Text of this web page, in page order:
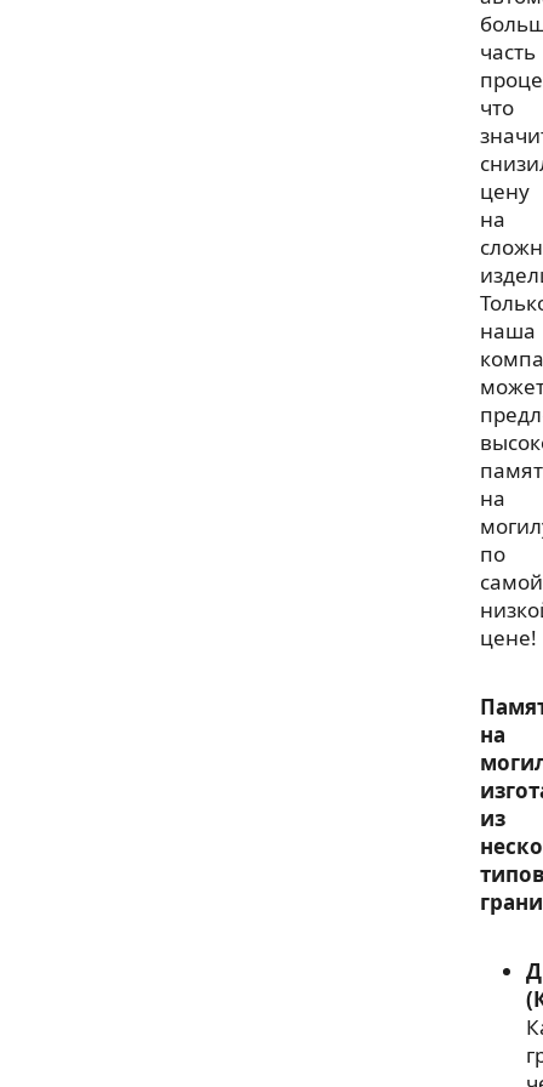
часть
что
цену
на
наша
на
по
самой
цене!
на
из